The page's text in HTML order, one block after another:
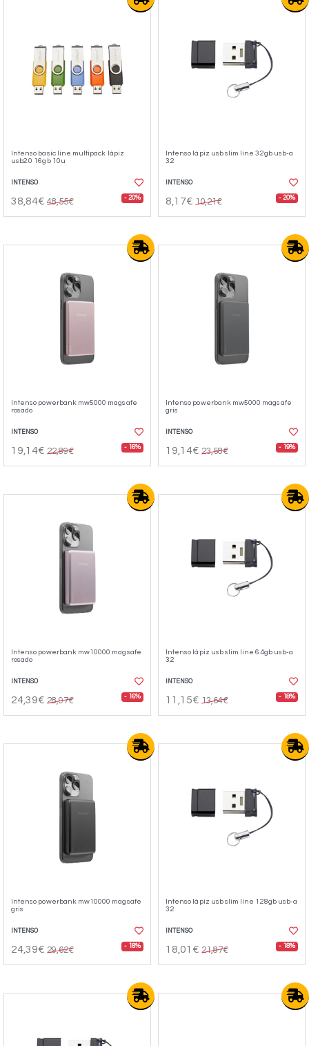
Intenso basic line multipack lápiz
usb2.0 16gb 10u
INTENSO
38,84€ 48,55€ - 20%
Intenso lápiz usb slim line 32gb usb-a
3.2
INTENSO
8,17€ 10,21€ - 20%
Intenso powerbank mw5000 magsafe
rosado
INTENSO
19,14€ 22,89€ - 16%
Intenso powerbank mw5000 magsafe
gris
INTENSO
19,14€ 23,58€ - 19%
Intenso powerbank mw10000 magsafe
rosado
INTENSO
24,39€ 28,97€ - 16%
Intenso lápiz usb slim line 64gb usb-a
3.2
INTENSO
11,15€ 13,64€ - 18%
Intenso powerbank mw10000 magsafe
gris
INTENSO
24,39€ 29,62€ - 18%
Intenso lápiz usb slim line 128gb usb-a
3.2
INTENSO
18,01€ 21,87€ - 18%